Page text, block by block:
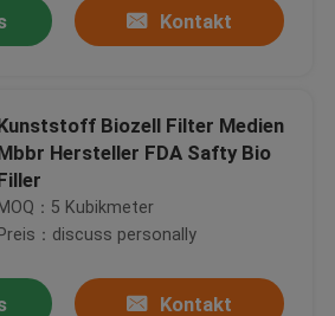
Kontakt
Biozell Filter Medien
Hersteller FDA Safty Bio
MOQ：5 Kubikmeter
Preis：discuss personally
Kontakt